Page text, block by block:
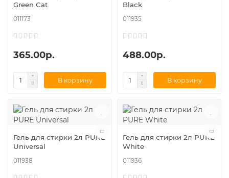
Green Cat
011173
365.00р.
В корзину
Black
011935
488.00р.
В корзину
Гель для стирки 2л PURE
Universal
011938
Гель для стирки 2л PURE
White
011936